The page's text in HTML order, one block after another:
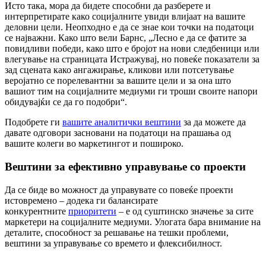
Исто така, мора да бидете способни да разберете и
интерпретирате како социјалните увиди влијаат на вашите
деловни цели. Неопходно е да се знае кои точки на податоци
се најважни. Како што вели Барнс, „Лесно е да се фатите за
повидливи победи, како што е бројот на нови следбеници или
влегување на страницата Истражувај, но повеќе показатели за
зад сцената како ангажирање, кликови или потсетување
веројатно се порелевантни за вашите цели и за она што
вашиот тим на социјалните медиуми ги троши своите напори
обидувајќи се да го подобри“.
Подобрете ги вашите аналитички вештини за да можете да
давате одговори засновани на податоци на прашања од
вашите колеги во маркетингот и пошироко.
Вештини за ефективно управување со проекти
Да се ​​биде во можност да управувате со повеќе проекти
истовремено – додека ги балансирате
конкурентните приоритети – е од суштинско значење за сите
маркетери на социјалните медиуми. Улогата бара внимание на
деталите, способност за решавање на тешки проблеми,
вештини за управување со времето и флексибилност.